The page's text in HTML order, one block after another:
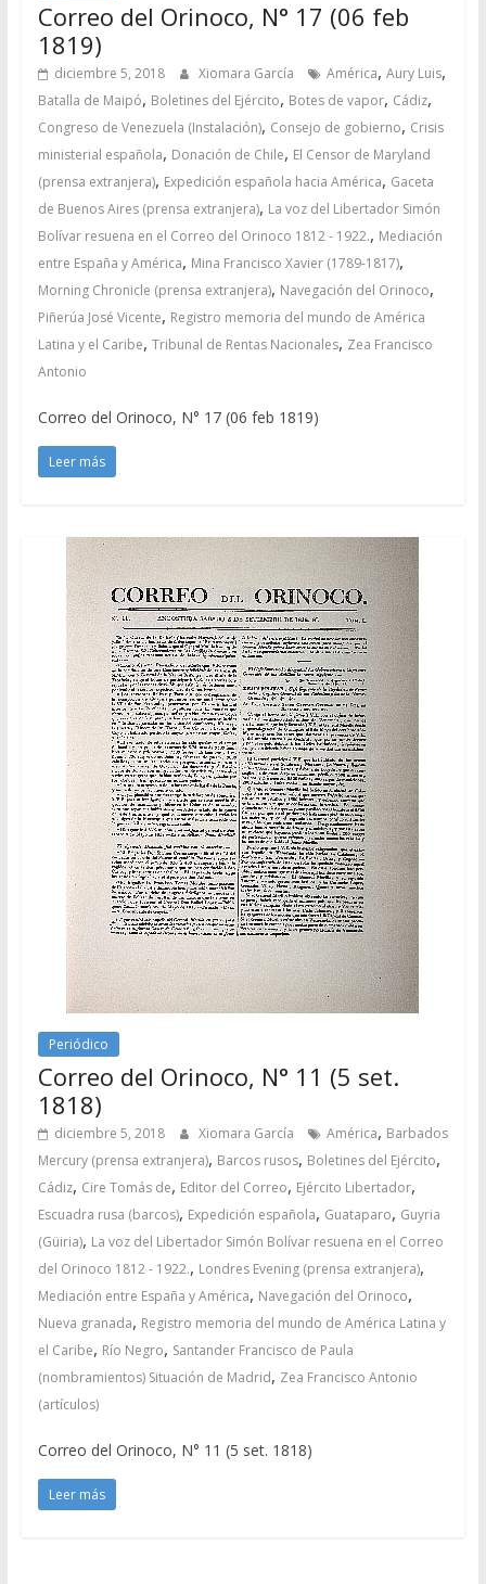
Correo del Orinoco, N° 17 (06 feb
1819)
diciembre 5, 2018 Xiomara García América, Aury Luis,
Batalla de Maipó, Boletines del Ejército, Botes de vapor, Cádiz,
Congreso de Venezuela (Instalación), Consejo de gobierno, Crisis
ministerial española, Donación de Chile, El Censor de Maryland
(prensa extranjera), Expedición española hacia América, Gaceta
de Buenos Aires (prensa extranjera), La voz del Libertador Simón
Bolívar resuena en el Correo del Orinoco 1812 - 1922., Mediación
entre España y América, Mina Francisco Xavier (1789-1817),
Morning Chronicle (prensa extranjera), Navegación del Orinoco,
Piñerúa José Vicente, Registro memoria del mundo de América
Latina y el Caribe, Tribunal de Rentas Nacionales, Zea Francisco
Antonio
Correo del Orinoco, N° 17 (06 feb 1819)
Leer más
Periódico
Correo del Orinoco, N° 11 (5 set.
1818)
diciembre 5, 2018 Xiomara García América, Barbados
Mercury (prensa extranjera), Barcos rusos, Boletines del Ejército,
Cádiz, Cire Tomás de, Editor del Correo, Ejército Libertador,
Escuadra rusa (barcos), Expedición española, Guataparo, Guyria
(Güiria), La voz del Libertador Simón Bolívar resuena en el Correo
del Orinoco 1812 - 1922., Londres Evening (prensa extranjera),
Mediación entre España y América, Navegación del Orinoco,
Nueva granada, Registro memoria del mundo de América Latina y
el Caribe, Río Negro, Santander Francisco de Paula
(nombramientos) Situación de Madrid, Zea Francisco Antonio
(artículos)
Correo del Orinoco, N° 11 (5 set. 1818)
Leer más